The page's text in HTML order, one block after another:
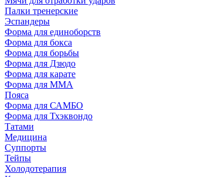
Палки тренерские
Эспандеры
Форма для единоборств
Форма для бокса
Форма для борьбы
Форма для Дзюдо
Форма для карате
Форма для MMA
Пояса
Форма для САМБО
Форма для Тхэквондо
Татами
Медицина
Суппорты
Тейпы
Холодотерапия